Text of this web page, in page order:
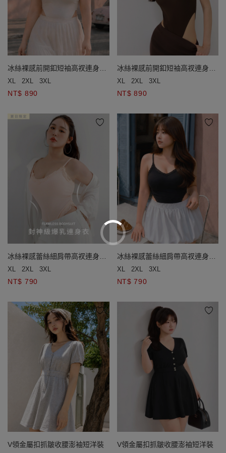
冰絲裸感前開釦短袖高衩連身衣
(附胸墊)
XL 2XL 3XL
NT$ 890
冰絲裸感前開釦短袖高衩連身衣
(附胸墊)
XL 2XL 3XL
NT$ 890
冰絲裸感蕾絲細肩帶高衩連身衣
(附胸墊)
XL 2XL 3XL
NT$ 790
冰絲裸感蕾絲細肩帶高衩連身衣
(附胸墊)
XL 2XL 3XL
NT$ 790
V領金屬扣抓皺收腰澎袖短洋裝 V領金屬扣抓皺收腰澎袖短洋裝